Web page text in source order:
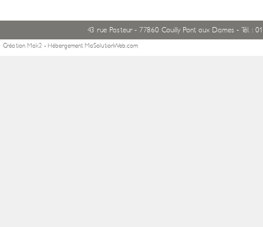
43 rue Pasteur - 77860 Couilly Pont aux Dames - Tél. :
Création Mak2 - Hébergement MaSolutionWeb.com